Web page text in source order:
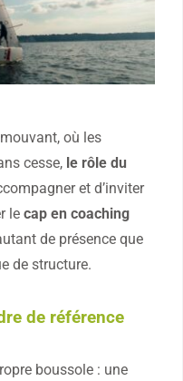
où les
cesse, le rôle du
et d’inviter
le cap en coaching
de présence que
de structure.
de référence
boussole : une